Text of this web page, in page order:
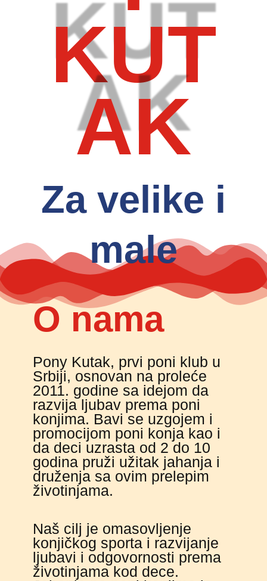
KUT
AK
Za velike i
male
O nama
Pony Kutak, prvi poni klub u
Srbiji, osnovan na proleće
2011. godine sa idejom da
razvija ljubav prema poni
konjima. Bavi se uzgojem i
promocijom poni konja kao i
da deci uzrasta od 2 do 10
godina pruži užitak jahanja i
druženja sa ovim prelepim
životinjama.
Naš cilj je omasovljenje
konjičkog sporta i razvijanje
ljubavi i odgovornosti prema
životinjama kod dece.